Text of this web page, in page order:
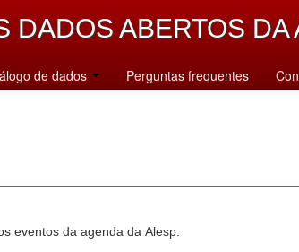
DADOS ABERTOS DA
de dados Perguntas frequentes
eventos da agenda da Alesp.